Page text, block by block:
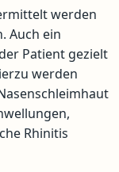
werden
Auch ein
Patient gezielt
werden
Rhinitis